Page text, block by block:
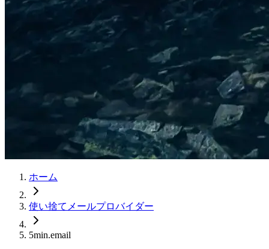
ホーム
使い捨てメールプロバイダー
5min.email